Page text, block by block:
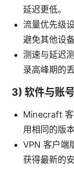
延迟更低。
流量优先级
避免其他设
测速与延迟
录高峰期的
3) 软件与账号
Minecraft 客
用相同的版
VPN 客户端
获得最新的